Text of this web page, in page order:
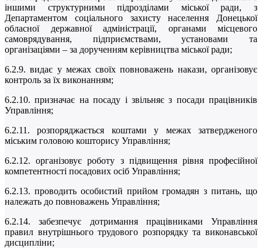
іншими структурними підрозділами міської ради, з
Департаментом соціального захисту населення Донецької
обласної державної адміністрації, органами місцевого
самоврядування, підприємствами, установами та
організаціями – за дорученням керівництва міської ради;
6.2.9. видає у межах своїх повноважень накази, організовує
контроль за їх виконанням;
6.2.10. призначає на посаду і звільняє з посади працівників
Управління;
6.2.11. розпоряджається коштами у межах затвердженого
міським головою кошторису Управління;
6.2.12. організовує роботу з підвищення рівня професійної
компетентності посадових осіб Управління;
6.2.13. проводить особистий прийом громадян з питань, що
належать до повноважень Управління;
6.2.14. забезпечує дотримання працівниками Управління
правил внутрішнього трудового розпорядку та виконавської
дисципліни;